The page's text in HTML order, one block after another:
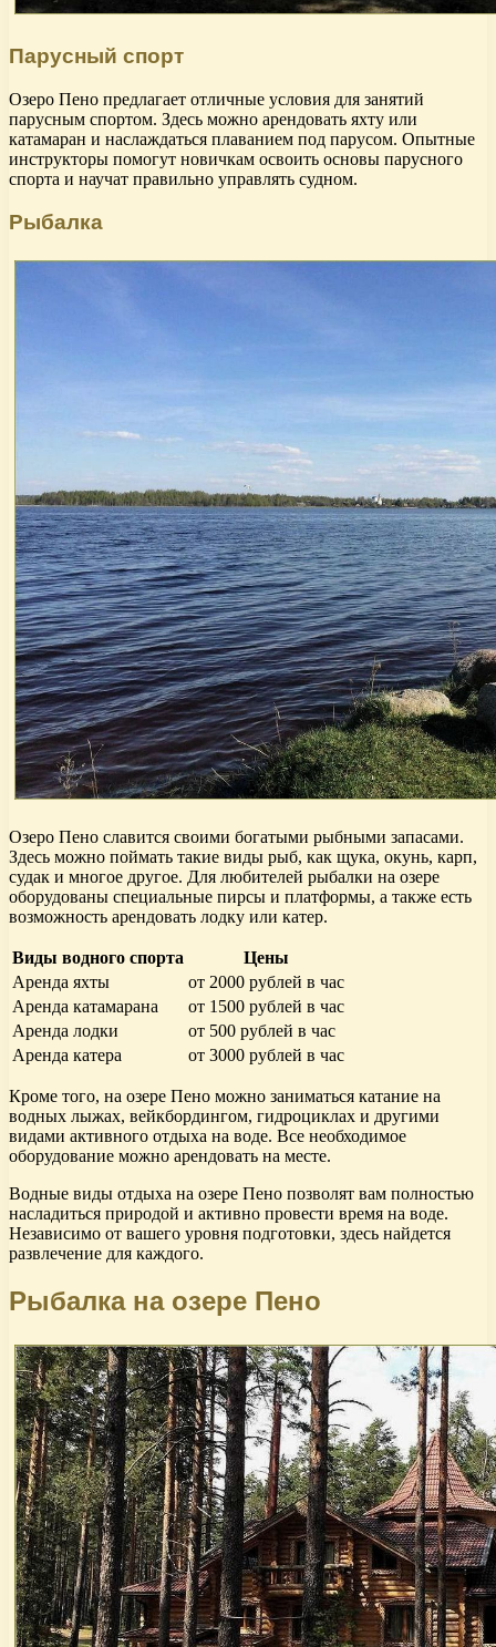
Парусный спорт
Озеро Пено предлагает отличные условия для занятий
парусным спортом. Здесь можно арендовать яхту или
катамаран и наслаждаться плаванием под парусом. Опытные
инструкторы помогут новичкам освоить основы парусного
спорта и научат правильно управлять судном.
Рыбалка
Озеро Пено славится своими богатыми рыбными запасами.
Здесь можно поймать такие виды рыб, как щука, окунь, карп,
судак и многое другое. Для любителей рыбалки на озере
оборудованы специальные пирсы и платформы, а также есть
возможность арендовать лодку или катер.
Виды водного спорта
Цены
Аренда яхты
от 2000 рублей в час
Аренда катамарана
от 1500 рублей в час
Аренда лодки
от 500 рублей в час
Аренда катера
от 3000 рублей в час
Кроме того, на озере Пено можно заниматься катание на
водных лыжах, вейкбордингом, гидроциклах и другими
видами активного отдыха на воде. Все необходимое
оборудование можно арендовать на месте.
Водные виды отдыха на озере Пено позволят вам полностью
насладиться природой и активно провести время на воде.
Независимо от вашего уровня подготовки, здесь найдется
развлечение для каждого.
Рыбалка на озере Пено